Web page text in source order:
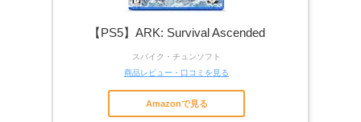
【PS5】ARK: Survival Ascended
スパイク・チュンソフト
商品レビュー・口コミを見る
Amazonで見る